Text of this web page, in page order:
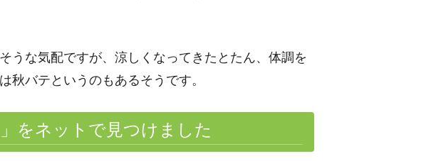
うな気配ですが、涼しくなってきたとたん、体調を
秋バテというのもあるそうです。
をネットで見つけました